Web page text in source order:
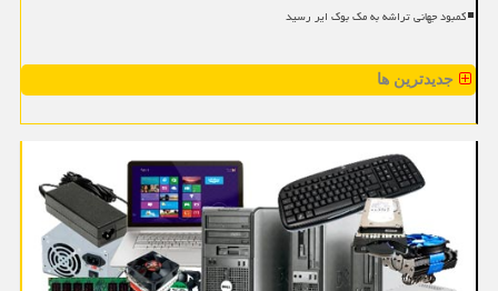
کمبود جهانی تراشه به مک بوک ایر رسید
جدیدترین ها